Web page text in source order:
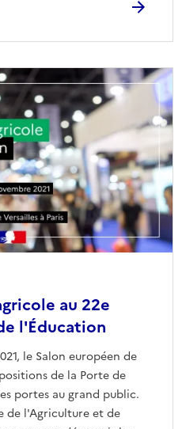
au 22e
l'Éducation
le Salon européen de
de la Porte de
portes au grand public.
de l'Agriculture et de